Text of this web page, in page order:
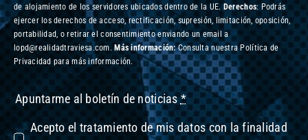
de alojamiento de los servidores ubicados dentro de la UE. Derechos: Podrás
ejercer los derechos de acceso, rectificación, supresión, limitación, oposición,
portabilidad, o retirar el consentimiento enviando un email a
lopd@realidadtraviesa.com. Más información:Consulta nuestra Política de
Privacidad para más información.
Apuntarme al boletín de noticias*
Acepto el tratamiento de mis datos con la finalidad